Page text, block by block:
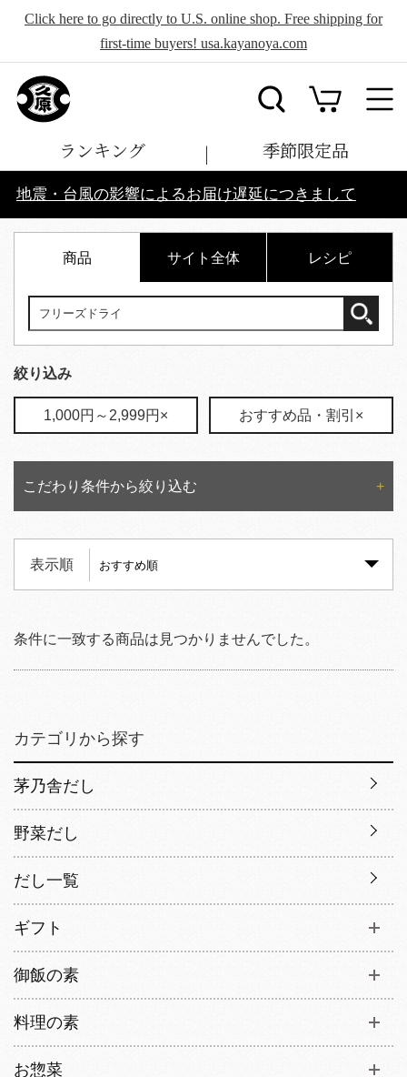
Click here to go directly to U.S. online shop. Free shipping for
first-time buyers! usa.kayanoya.com
ランキング 季節限定品
地震・台風の影響によるお届け遅延につきまして
商品 サイト全体 レシピ
絞り込み
1,000円～2,999円× おすすめ品・割引×
こだわり条件から絞り込む
表示順
条件に一致する商品は見つかりませんでした。
カテゴリから探す
茅乃舎だし
野菜だし
だし一覧
ギフト
御飯の素
料理の素
お惣菜